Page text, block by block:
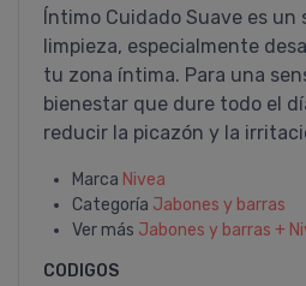
Íntimo Cuidado Suave es un
limpieza, especialmente
tu zona íntima. Para una
bienestar que dure todo el
reducir la picazón y la
Marca Nivea
Categoría Jabones y barras
Ver más Jabones y barras +
CODIGOS